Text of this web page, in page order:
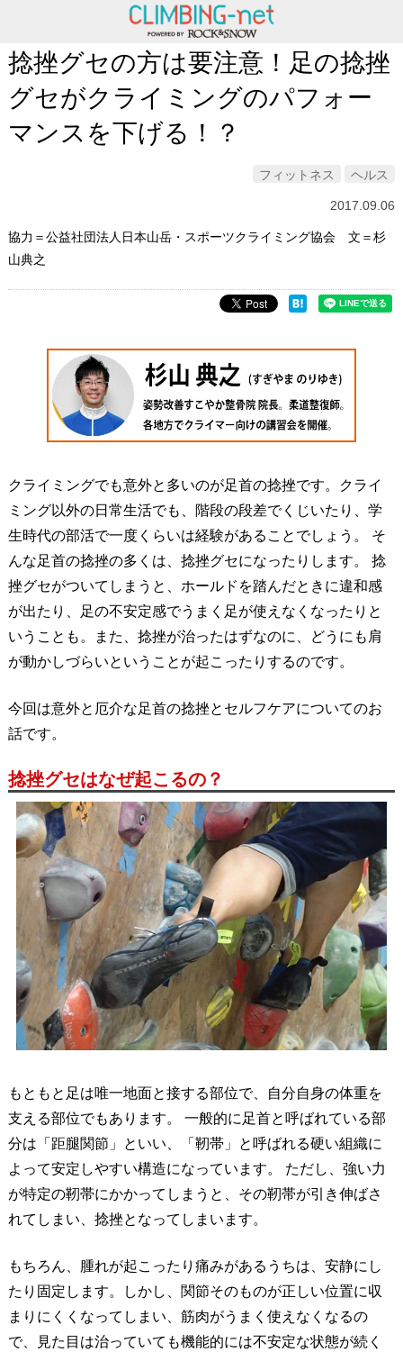
捻挫グセの方は要注意！足の捻挫
グセがクライミングのパフォー
マンスを下げる！？
フィットネス ヘルス
2017.09.06
協力＝公益社団法人日本山岳・スポーツクライミング協会 文＝杉
山典之
クライミングでも意外と多いのが足首の捻挫です。クライ
ミング以外の日常生活でも、階段の段差でくじいたり、学
生時代の部活で一度くらいは経験があることでしょう。 そ
んな足首の捻挫の多くは、捻挫グセになったりします。 捻
挫グセがついてしまうと、ホールドを踏んだときに違和感
が出たり、足の不安定感でうまく足が使えなくなったりと
いうことも。また、捻挫が治ったはずなのに、どうにも肩
が動かしづらいということが起こったりするのです。
今回は意外と厄介な足首の捻挫とセルフケアについてのお
話です。
捻挫グセはなぜ起こるの？
もともと足は唯一地面と接する部位で、自分自身の体重を
支える部位でもあります。 一般的に足首と呼ばれている部
分は「距腿関節」といい、「靭帯」と呼ばれる硬い組織に
よって安定しやすい構造になっています。 ただし、強い力
が特定の靭帯にかかってしまうと、その靭帯が引き伸ばさ
れてしまい、捻挫となってしまいます。
もちろん、腫れが起こったり痛みがあるうちは、安静にし
たり固定します。しかし、関節そのものが正しい位置に収
まりにくくなってしまい、筋肉がうまく使えなくなるの
で、見た目は治っていても機能的には不安定な状態が続く